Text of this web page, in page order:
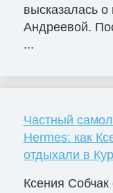
высказалась
Андреевой.
...
Частный
Hermes: как
отдыхали в
Ксения